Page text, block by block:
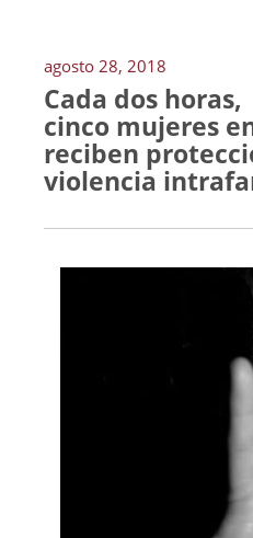
agosto 28, 2018
Cada dos horas,
cinco mujeres
reciben
violencia